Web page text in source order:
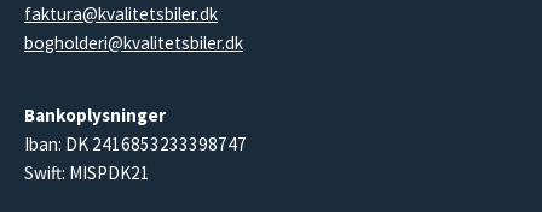
faktura@kvalitetsbiler.dk
bogholderi@kvalitetsbiler.dk
Bankoplysninger
Iban: DK 2416853233398747
Swift: MISPDK21